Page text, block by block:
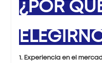
¿POR
1. Experiencia en el